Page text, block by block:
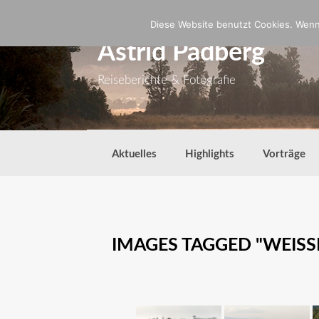
Astrid Padberg
Reiseberichte & Fotografie
Aktuelles Highlights Vorträge
IMAGES TAGGED
Diese Website benutzt Cookies.